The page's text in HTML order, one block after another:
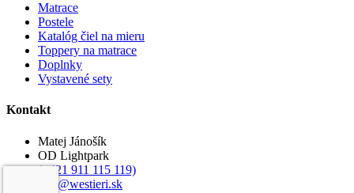
Matrace
Postele
Katalóg čiel na mieru
Toppery na matrace
Doplnky
Vystavené sety
Kontakt
Matej Jánošík
OD Lightpark
(+421 911 115 119)
info@westieri.sk